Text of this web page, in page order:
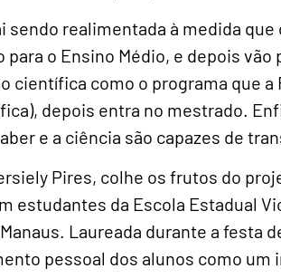
sendo realimentada à medida que
o Ensino Médio, e depois vão
científica como o programa que a
depois entra no mestrado.
e a ciência são capazes de
Pires, colhe os frutos do
estudantes da Escola Estadual
Laureada durante a festa
pessoal dos alunos como um